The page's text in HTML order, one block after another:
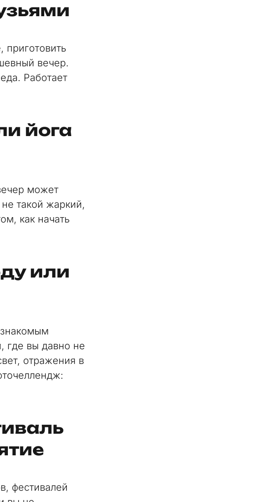
приготовить
вечер.
Работает
йога
может
такой жаркий,
как начать
или
где вы давно не
отражения в
фестивалей